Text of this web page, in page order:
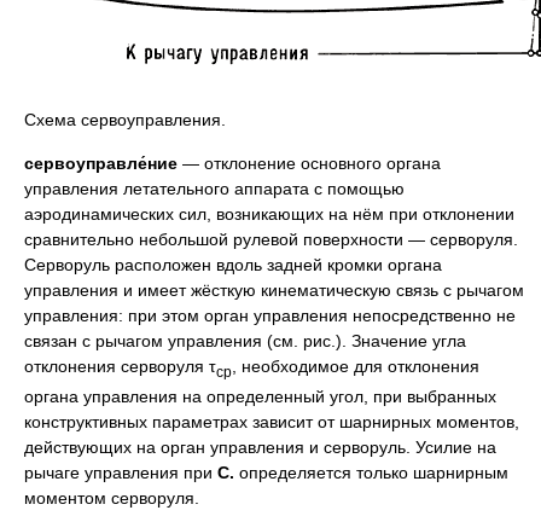
Схема сервоуправления.
сервоуправле́ние — отклонение основного органа
управления летательного аппарата с помощью
аэродинамических сил, возникающих на нём при отклонении
сравнительно небольшой рулевой поверхности — серворуля.
Серворуль расположен вдоль задней кромки органа
управления и имеет жёсткую кинематическую связь с рычагом
управления: при этом орган управления непосредственно не
связан с рычагом управления (см. рис.). Значение угла
отклонения серворуля τср
, необходимое для отклонения
органа управления на определенный угол, при выбранных
конструктивных параметрах зависит от шарнирных моментов,
действующих на орган управления и серворуль. Усилие на
рычаге управления при С. определяется только шарнирным
моментом серворуля.